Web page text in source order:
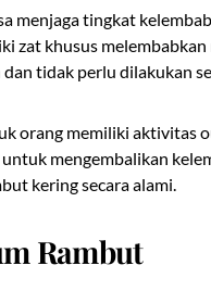
menjaga tingkat
zat khusus
tidak perlu dilakukan
orang memiliki aktivitas
mengembalikan
kering secara alami.
Rambut